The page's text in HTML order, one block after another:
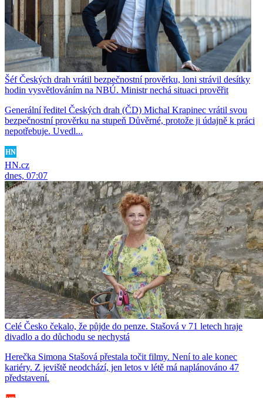
Šéf Českých drah vrátil bezpečnostní prověrku, loni strávil desítky
hodin vysvětlováním na NBÚ. Ministr nechá situaci prověřit
Generální ředitel Českých drah (ČD) Michal Krapinec vrátil svou
bezpečnostní prověrku na stupeň Důvěrné, protože ji údajně k práci
nepotřebuje. Uvedl...
HN.cz
dnes, 07:07
Celé Česko čekalo, že půjde do penze. Stašová v 71 letech hraje
divadlo a do důchodu se nechystá
Herečka Simona Stašová přestala točit filmy. Není to ale konec
kariéry. Z jeviště neodchází, jen letos v létě má naplánováno 47
představení.